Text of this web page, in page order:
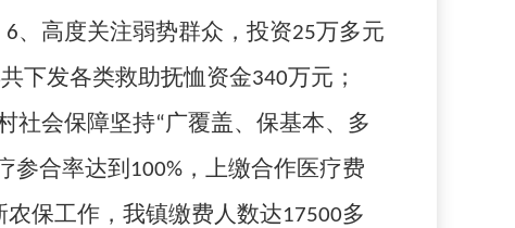
6、高度关注弱势群众，投资25万多元
下发各类救助抚恤资金340万元；
社会保障坚持“广覆盖、保基本、多
参合率达到 100% ，上缴合作医疗费
农保工作，我镇缴费人数达17500多